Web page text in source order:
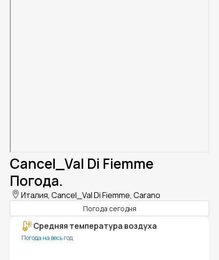
Cancel_Val Di Fiemme
Погода.
Италия, Cancel_Val Di Fiemme, Carano
Погода сегодня
Средняя температура воздуха
Погода на весь год